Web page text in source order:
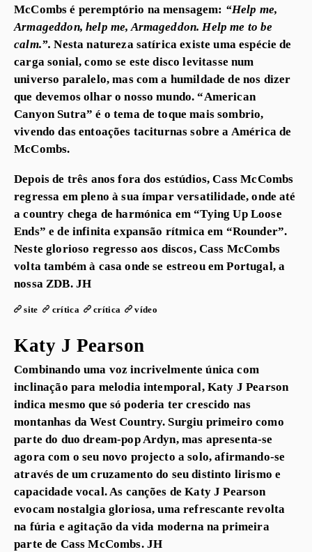
McCombs é peremptório na mensagem: “Help me,
Armageddon, help me, Armageddon. Help me to be
calm.”. Nesta natureza satírica existe uma espécie de
carga sonial, como se este disco levitasse num
universo paralelo, mas com a humildade de nos dizer
que devemos olhar o nosso mundo. “American
Canyon Sutra” é o tema de toque mais sombrio,
vivendo das entoações taciturnas sobre a América de
McCombs.
Depois de três anos fora dos estúdios, Cass McCombs
regressa em pleno à sua ímpar versatilidade, onde até
a country chega de harmónica em “Tying Up Loose
Ends” e de infinita expansão rítmica em “Rounder”.
Neste glorioso regresso aos discos, Cass McCombs
volta também à casa onde se estreou em Portugal, a
nossa ZDB. JH
site crítica crítica vídeo
Katy J Pearson
Combinando uma voz incrivelmente única com
inclinação para melodia intemporal, Katy J Pearson
indica mesmo que só poderia ter crescido nas
montanhas da West Country. Surgiu primeiro como
parte do duo dream-pop Ardyn, mas apresenta-se
agora com o seu novo projecto a solo, afirmando-se
através de um cruzamento do seu distinto lirismo e
capacidade vocal. As canções de Katy J Pearson
evocam nostalgia gloriosa, uma refrescante revolta
na fúria e agitação da vida moderna na primeira
parte de Cass McCombs. JH